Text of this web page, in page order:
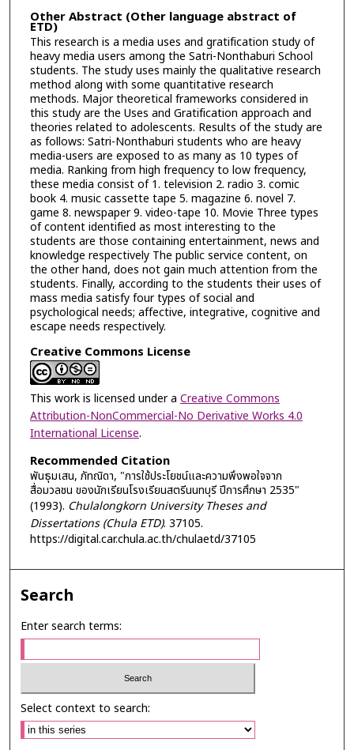
Other Abstract (Other language abstract of
ETD)
This research is a media uses and gratification study of
heavy media users among the Satri-Nonthaburi School
students. The study uses mainly the qualitative research
method along with some quantitative research
methods. Major theoretical frameworks considered in
this study are the Uses and Gratification approach and
theories related to adolescents. Results of the study are
as follows: Satri-Nonthaburi students who are heavy
media-users are exposed to as many as 10 types of
media. Ranking from high frequency to low frequency,
these media consist of 1. television 2. radio 3. comic
book 4. music cassette tape 5. magazine 6. novel 7.
game 8. newspaper 9. video-tape 10. Movie Three types
of content identified as most interesting to the
students are those containing entertainment, news and
knowledge respectively The public service content, on
the other hand, does not gain much attention from the
students. Finally, according to the students their uses of
mass media satisfy four types of social and
psychological needs; affective, integrative, cognitive and
escape needs respectively.
Creative Commons License
This work is licensed under a Creative Commons
Attribution-NonCommercial-No Derivative Works 4.0
International License.
Recommended Citation
พันธุมเสน, ภัทณิดา, "การใช้ประโยชน์และความพึงพอใจจาก
สื่อมวลชน ของนักเรียนโรงเรียนสตรีนนทบุรี ปีการศึกษา 2535"
(1993). Chulalongkorn University Theses and
Dissertations (Chula ETD). 37105.
https://digital.car.chula.ac.th/chulaetd/37105
Search
Enter search terms:
Select context to search: